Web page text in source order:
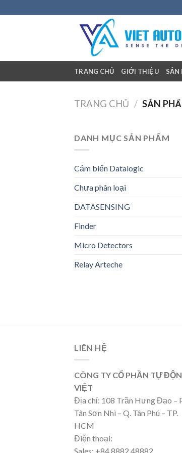
to
TRANG CHỦ GIỚI THIỆU SẢN
TRANG CHỦ / SẢN
DANH MỤC SẢN PHẨM
Cảm biến Datalogic
Chưa phân loại
DATASENSING
Finder
Micro Detectors
Relay Arteche
LIÊN HỆ
CÔNG TY CỔ PHẦN TỰ
VIỆT
Địa chỉ: 108 Trần Hưng Đạo –
Tân Sơn Nhì – Q. Tân Phú – TP.
HCM
Điện thoại:
Sales: +84 8882 48882